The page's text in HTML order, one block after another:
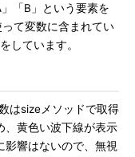
「B」という要素を
って変数に含まれてい
しています。
はsizeメソッドで取得
、黄色い波下線が表示
影響はないので、無視